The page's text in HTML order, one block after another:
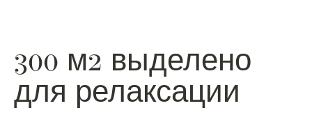
300 м2 выделено
для релаксации